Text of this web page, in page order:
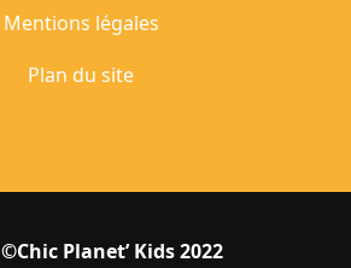
Mentions légales
Plan du site
©Chic Planet’ Kids 2022